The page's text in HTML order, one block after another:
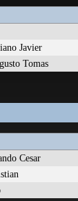
Javier
Tomas
Cesar